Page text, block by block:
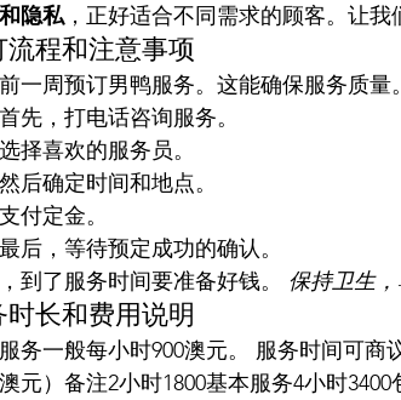
隐私，正好适合不同需求的顾客。让我
流程和注意事项
一周预订男鸭服务。这能确保服务质量
首先，打电话咨询服务。
选择喜欢的服务员。
然后确定时间和地点。
支付定金。
最后，等待预定成功的确认。
到了服务时间要准备好钱。 保持卫生
时长和费用说明
务一般每小时900澳元。 服务时间可
元）备注2小时1800基本服务4小时